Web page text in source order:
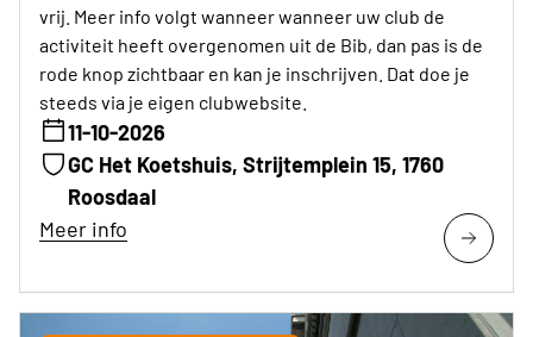
vrij. Meer info volgt wanneer wanneer uw club de
activiteit heeft overgenomen uit de Bib, dan pas is de
rode knop zichtbaar en kan je inschrijven. Dat doe je
steeds via je eigen clubwebsite.
11-10-2026
GC Het Koetshuis, Strijtemplein 15, 1760
Roosdaal
Meer info